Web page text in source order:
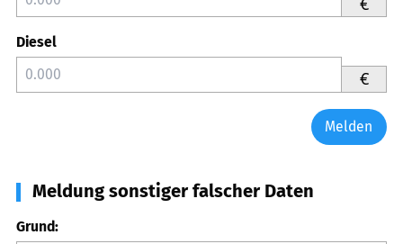
Diesel
€
Melden
Meldung sonstiger falscher Daten
Grund: